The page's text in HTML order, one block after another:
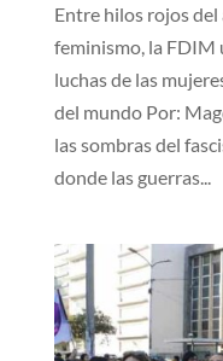
Entre hilos rojos
feminismo, la FDIM
luchas de las
del mundo Por:
las sombras del
donde las guerras...